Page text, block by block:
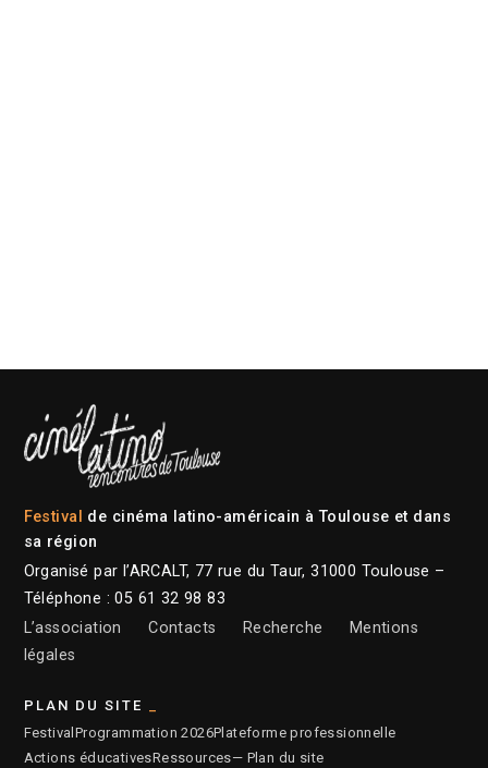
Festival de cinéma latino-américain à Toulouse et dans
sa région
Organisé par l’ARCALT, 77 rue du Taur, 31000 Toulouse –
Téléphone : 05 61 32 98 83
L’association
Contacts Recherche
Mentions
légales
PLAN DU SITE
FestivalProgrammation 2026Plateforme professionnelle
Actions éducativesRessources— Plan du site